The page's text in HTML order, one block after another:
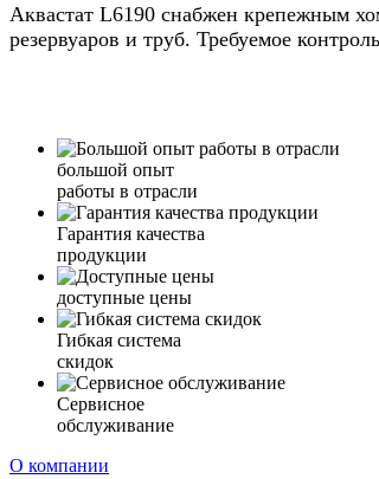
Аквастат L6190 снабжен крепежным
резервуаров и труб. Требуемое
большой опыт
работы в отрасли
Гарантия качества
продукции
доступные цены
Гибкая система
скидок
Сервисное
обслуживание
О компании